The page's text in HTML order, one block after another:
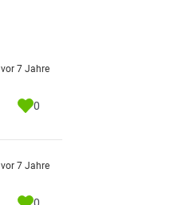
vor 7 Jahre
0
vor 7 Jahre